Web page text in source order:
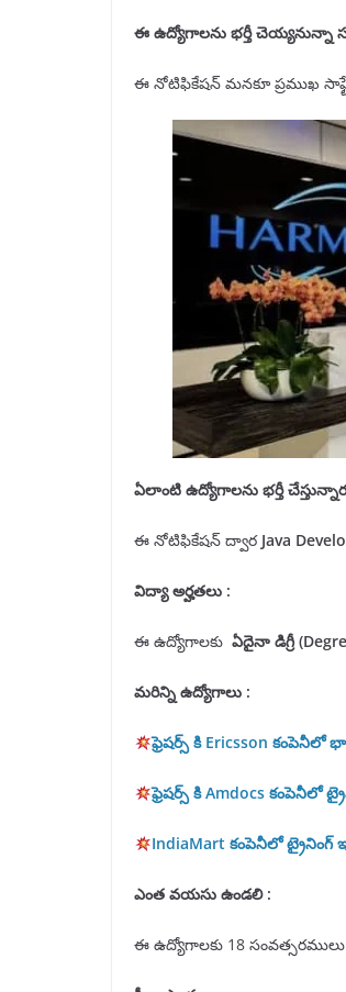
ఈ ఉద్యోగాలను భర్తీచెయ్యనున్నా
ఈ నోటిఫికేషన్ మనకూ ప్రముఖ
ఏలాంటి ఉద్యోగాలను భర్తీ
ఈ నోటిఫికేషన్ ద్వార Java
విద్యా అర్హతలు :
ఈ ఉద్యోగాలకు ఏదైనా డిగ్రీ(
మరిన్ని ఉద్యోగాలు :
ఫ్రెషర్స్ కి Ericsson కంపెనీలో
ఫ్రెషర్స్ కి Amdocs కంపెనీలో
IndiaMart కంపెనీలో ట్రైనింగ్
ఎంత వయసు ఉండలి :
ఈ ఉద్యోగాలకు 18 సంవత్సరములు